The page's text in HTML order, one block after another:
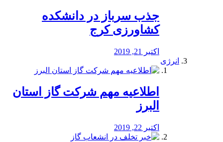
جذب سرباز در دانشکده
کشاورزی کرج
اکتبر 21, 2019
انرژی
️اطلاعیه مهم شرکت گاز استان
البرز
اکتبر 22, 2019